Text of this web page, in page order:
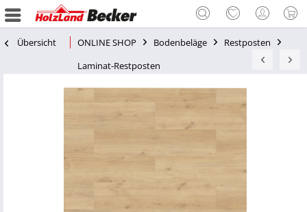
Übersicht ONLINE SHOP Bodenbeläge
Restposten
Laminat-Restposten